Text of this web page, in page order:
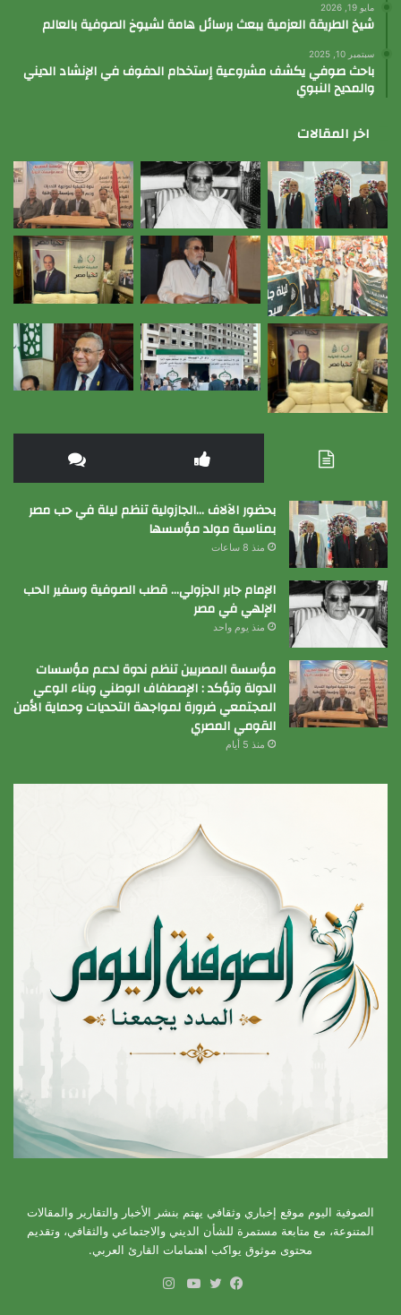
مايو 19, 2026
شيخ الطريقة العزمية يبعث برسائل هامة لشيوخ الصوفية بالعالم
سبتمبر 10, 2025
باحث صوفي يكشف مشروعية إستخدام الدفوف في الإنشاد الديني
والمديح النبوي
اخر المقالات
بحضور الآلاف …الجازولية تنظم ليلة في حب مصر
بمناسبة مولد مؤسسها
منذ 8 ساعات
الإمام جابر الجزولي… قطب الصوفية وسفير الحب
الإلهي في مصر
منذ يوم واحد
مؤسسة المصريين تنظم ندوة لدعم مؤسسات
الدولة وتؤكد : الإصطفاف الوطني وبناء الوعي
المجتمعي ضرورة لمواجهة التحديات وحماية الأمن
القومي المصري
منذ 5 أيام
الصوفية اليوم موقع إخباري وثقافي يهتم بنشر الأخبار والتقارير والمقالات
المتنوعة، مع متابعة مستمرة للشأن الديني والاجتماعي والثقافي، وتقديم
محتوى موثوق يواكب اهتمامات القارئ العربي.